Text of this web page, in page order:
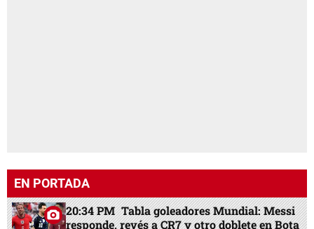
EN PORTADA
20:34 PM Tabla goleadores Mundial: Messi
responde, revés a CR7 y otro doblete en Bota